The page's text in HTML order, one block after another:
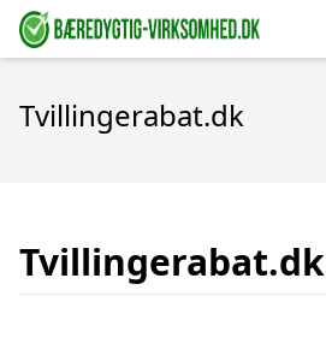
Tvillingerabat.dk
Tvillingerabat.dk